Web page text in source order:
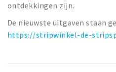
ontdekkingen zijn.
De nieuwste uitgaven staan
https://stripwinkel-de-